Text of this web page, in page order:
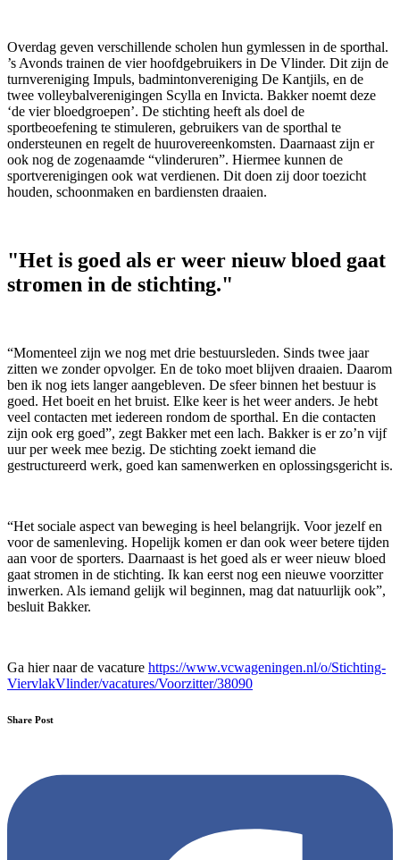
Overdag geven verschillende scholen hun gymlessen in de sporthal.
’s Avonds trainen de vier hoofdgebruikers in De Vlinder. Dit zijn de
turnvereniging Impuls, badmintonvereniging De Kantjils, en de
twee volleybalverenigingen Scylla en Invicta. Bakker noemt deze
‘de vier bloedgroepen’. De stichting heeft als doel de
sportbeoefening te stimuleren, gebruikers van de sporthal te
ondersteunen en regelt de huurovereenkomsten. Daarnaast zijn er
ook nog de zogenaamde “vlinderuren”. Hiermee kunnen de
sportverenigingen ook wat verdienen. Dit doen zij door toezicht
houden, schoonmaken en bardiensten draaien.
"Het is goed als er weer nieuw bloed gaat
stromen in de stichting."
“Momenteel zijn we nog met drie bestuursleden. Sinds twee jaar
zitten we zonder opvolger. En de toko moet blijven draaien. Daarom
ben ik nog iets langer aangebleven. De sfeer binnen het bestuur is
goed. Het boeit en het bruist. Elke keer is het weer anders. Je hebt
veel contacten met iedereen rondom de sporthal. En die contacten
zijn ook erg goed”, zegt Bakker met een lach. Bakker is er zo’n vijf
uur per week mee bezig. De stichting zoekt iemand die
gestructureerd werk, goed kan samenwerken en oplossingsgericht is.
“Het sociale aspect van beweging is heel belangrijk. Voor jezelf en
voor de samenleving. Hopelijk komen er dan ook weer betere tijden
aan voor de sporters. Daarnaast is het goed als er weer nieuw bloed
gaat stromen in de stichting. Ik kan eerst nog een nieuwe voorzitter
inwerken. Als iemand gelijk wil beginnen, mag dat natuurlijk ook”,
besluit Bakker.
Ga hier naar de vacature https://www.vcwageningen.nl/o/Stichting-
ViervlakVlinder/vacatures/Voorzitter/38090
Share Post